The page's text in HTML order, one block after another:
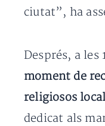
ciutat”, ha
Després, a les
moment de
religiosos
dedicat als